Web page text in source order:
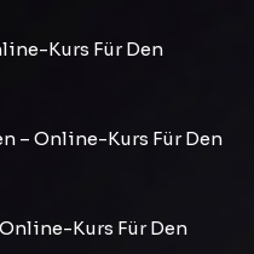
Kurs Für Den
– Online-Kurs Für Den
Kurs Für Den